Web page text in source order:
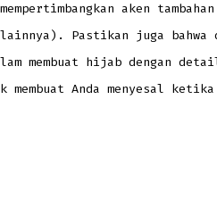
aken
Pastikan juga bahwa
membuat hijab dengan
Anda menyesal